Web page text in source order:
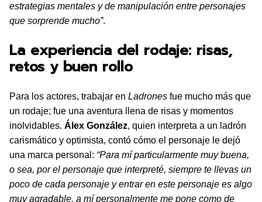
estrategias mentales y de manipulación entre personajes
que sorprende mucho”.
La experiencia del rodaje: risas,
retos y buen rollo
Para los actores, trabajar en Ladrones fue mucho más que
un rodaje; fue una aventura llena de risas y momentos
inolvidables. Álex González, quien interpreta a un ladrón
carismático y optimista, contó cómo el personaje le dejó
una marca personal: “Para mí particularmente muy buena,
o sea, por el personaje que interpreté, siempre te llevas un
poco de cada personaje y entrar en este personaje es algo
muy agradable, a mí personalmente me pone como de